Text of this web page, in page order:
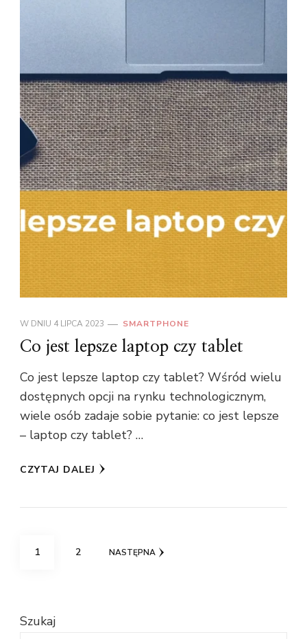
W DNIU 4 LIPCA 2023 SMARTPHONE
Co jest lepsze laptop czy tablet
Co jest lepsze laptop czy tablet? Wśród wielu
dostępnych opcji na rynku technologicznym,
wiele osób zadaje sobie pytanie: co jest lepsze
– laptop czy tablet? …
CZYTAJ DALEJ
Stronicowanie
STRONA
1 STRONA
2 NASTĘPNA
Szukaj